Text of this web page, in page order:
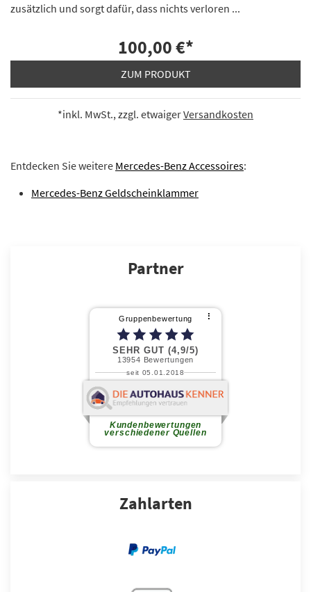
zusätzlich und sorgt dafür, dass nichts verloren ...
100,00 €*
ZUM PRODUKT
*inkl. MwSt., zzgl. etwaigerVersandkosten
Entdecken Sie weitere Mercedes-Benz Accessoires:
Mercedes-Benz Geldscheinklammer
Partner
Zahlarten